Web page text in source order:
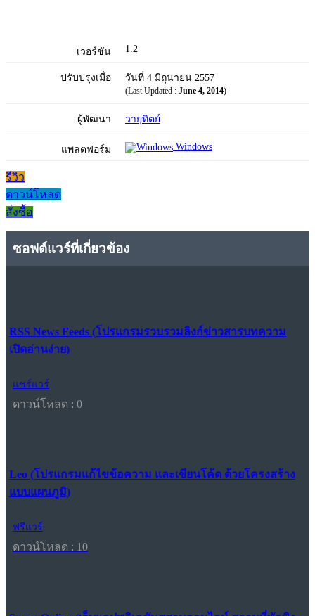
เวอร์ชัน 1.2
ปรับปรุงเมื่อ วันที่ 4 มิถุนายน 2557
(Last Updated : June 4, 2014)
ผู้พัฒนา วายุทิตย์
แพลตฟอร์ม Windows
รีวิว
ดาวน์โหลด
สั่งซื้อ
ซอฟต์แวร์ที่เกี่ยวข้อง
RSS News Feeds (โปรแกรมรวบรวมลิงก์ข่าวสารบทความ
เปิดอ่านง่าย)
แชร์แวร์
ดาวน์โหลด : 0
Leo (โปรแกรมแก้ไขข้อความ และเขียนโค้ด ด้วยโครงสร้าง
แบบแผนภูมิ)
ฟรีแวร์
ดาวน์โหลด : 10